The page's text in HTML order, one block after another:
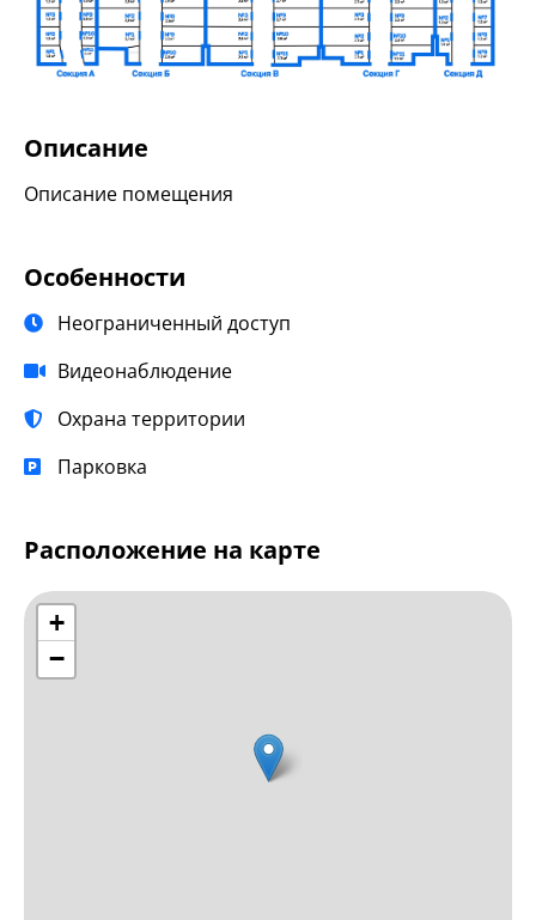
Описание
Описание помещения
Особенности
Неограниченный доступ
Видеонаблюдение
Охрана территории
Парковка
Расположение на карте